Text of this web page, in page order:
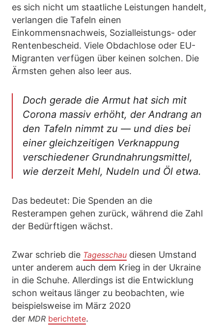
es sich nicht um staatliche Leistungen handelt,
verlangen die Tafeln einen
Einkommensnachweis, Sozialleistungs- oder
Rentenbescheid. Viele Obdachlose oder EU-
Migranten verfügen über keinen solchen. Die
Ärmsten gehen also leer aus.
Doch gerade die Armut hat sich mit
Corona massiv erhöht, der Andrang an
den Tafeln nimmt zu — und dies bei
einer gleichzeitigen Verknappung
verschiedener Grundnahrungsmittel,
wie derzeit Mehl, Nudeln und Öl etwa.
Das bedeutet: Die Spenden an die
Resterampen gehen zurück, während die Zahl
der Bedürftigen wächst.
Zwar schrieb die Tagesschau diesen Umstand
unter anderem auch dem Krieg in der Ukraine
in die Schuhe. Allerdings ist die Entwicklung
schon weitaus länger zu beobachten, wie
beispielsweise im März 2020
der MDR berichtete.